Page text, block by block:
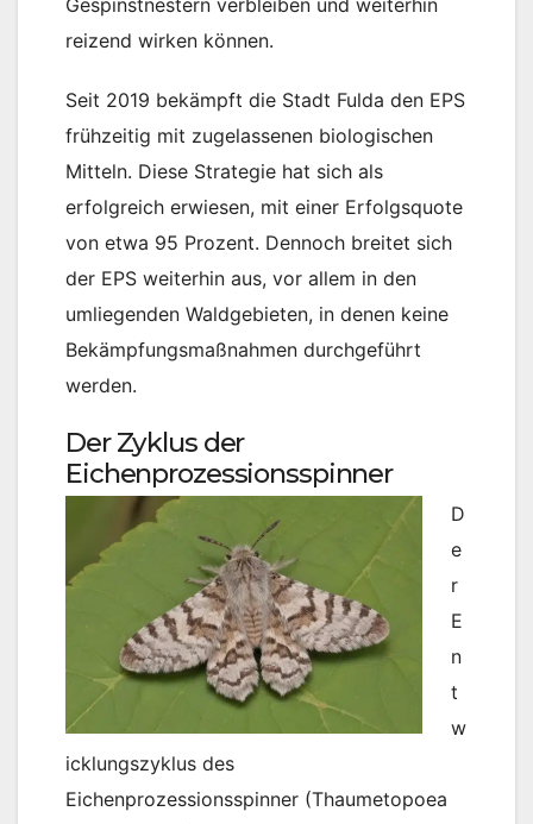
reizend wirken können.
Seit 2019 bekämpft die Stadt Fulda den EPS
frühzeitig mit zugelassenen biologischen
Mitteln. Diese Strategie hat sich als
erfolgreich erwiesen, mit einer Erfolgsquote
von etwa 95 Prozent. Dennoch breitet sich
der EPS weiterhin aus, vor allem in den
umliegenden Waldgebieten, in denen keine
Bekämpfungsmaßnahmen durchgeführt
werden.
Der Zyklus der
Eichenprozessionsspinner
D
e
r
E
n
t
w
icklungszyklus des
Eichenprozessionsspinner (Thaumetopoea